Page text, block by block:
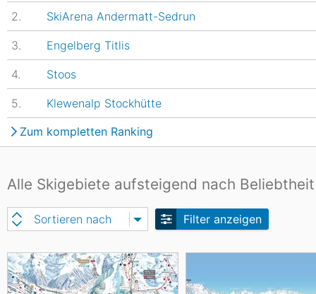
Alle Skigebiete aufsteigend nach Beliebtheit
Sortieren nach Filter anzeigen
2. SkiArena Andermatt-Sedrun
3. Engelberg Titlis
4. Stoos
5.
Klewenalp Stockhütte
Zum kompletten Ranking